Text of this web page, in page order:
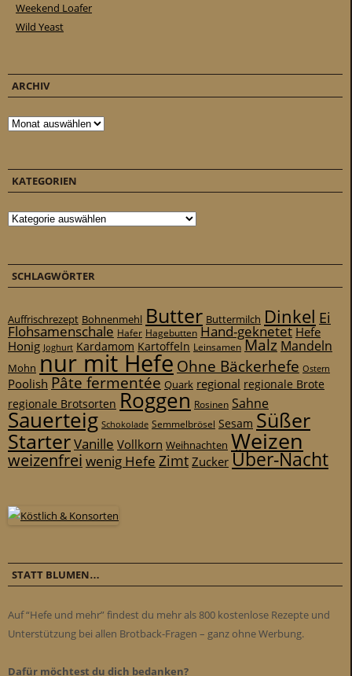
Weekend Loafer
Wild Yeast
ARCHIV
Archiv
KATEGORIEN
Kategorien
SCHLAGWÖRTER
Auffrischrezept Bohnenmehl Butter Buttermilch Dinkel Ei
Flohsamenschale Hafer Hagebutten Hand-geknetet Hefe
Honig Joghurt Kardamom Kartoffeln Leinsamen Malz Mandeln
Mohn nur mit Hefe Ohne Bäckerhefe Ostern
Poolish Pâte fermentée Quark regional regionale Brote
regionale Brotsorten Roggen Rosinen Sahne
Sauerteig Schokolade Semmelbrösel Sesam Süßer
StarterVanille Vollkorn Weihnachten Weizen
weizenfrei wenig Hefe ZimtZuckerÜber-Nacht
STATT BLUMEN…
Auf “Hefe und mehr” findest du mehr als 800 kostenlose Rezepte und
Unterstützung bei allen Brotback-Fragen – ganz ohne Werbung.
Dafür möchtest du dich bedanken?